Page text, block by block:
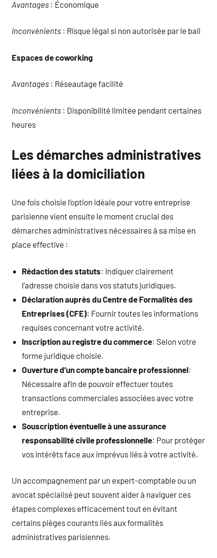
Avantages : Économique
Inconvénients : Risque légal si non autorisée par le bail
Espaces de coworking
Avantages : Réseautage facilité
Inconvénients : Disponibilité limitée pendant certaines
heures
Les démarches administratives
liées à la domiciliation
Une fois choisie l’option idéale pour votre entreprise
parisienne vient ensuite le moment crucial des
démarches administratives nécessaires à sa mise en
place effective :
Rédaction des statuts: Indiquer clairement
l’adresse choisie dans vos statuts juridiques.
Déclaration auprès du Centre de Formalités des
Entreprises (CFE): Fournir toutes les informations
requises concernant votre activité.
Inscription au registre du commerce: Selon votre
forme juridique choisie.
Ouverture d’un compte bancaire professionnel:
Nécessaire afin de pouvoir effectuer toutes
transactions commerciales associées avec votre
entreprise.
Souscription éventuelle à une assurance
responsabilité civile professionnelle: Pour protéger
vos intérêts face aux imprévus liés à votre activité.
Un accompagnement par un expert-comptable ou un
avocat spécialisé peut souvent aider à naviguer ces
étapes complexes efficacement tout en évitant
certains pièges courants liés aux formalités
administratives parisiennes.